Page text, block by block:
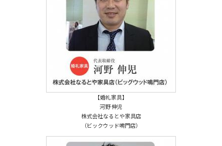
【婚礼家具】
河野 伸児
株式会社なるとや家具店
（ビックウッド鳴門店）